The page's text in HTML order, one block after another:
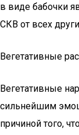
в виде бабочки
СКВ от всех
Вегетативные
Вегетативные
сильнейшим
причиной того,